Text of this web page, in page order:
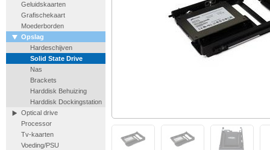
Geluidskaarten
Grafischekaart
Moederborden
Opslag
Hardeschijven
Solid State Drive
Nas
Brackets
Harddisk Behuizing
Harddisk Dockingstation
Optical drive
Processor
Tv-kaarten
Voeding/PSU